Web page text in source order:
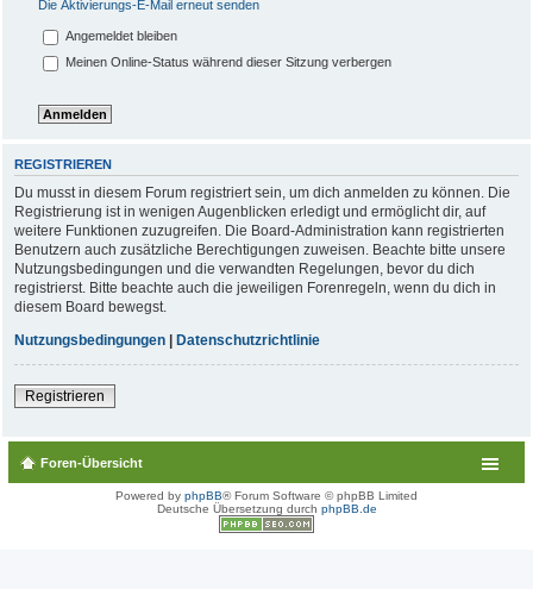
Die Aktivierungs-E-Mail erneut senden
Angemeldet bleiben
Meinen Online-Status während dieser Sitzung verbergen
REGISTRIEREN
Du musst in diesem Forum registriert sein, um dich anmelden zu können. Die
Registrierung ist in wenigen Augenblicken erledigt und ermöglicht dir, auf
weitere Funktionen zuzugreifen. Die Board-Administration kann registrierten
Benutzern auch zusätzliche Berechtigungen zuweisen. Beachte bitte unsere
Nutzungsbedingungen und die verwandten Regelungen, bevor du dich
registrierst. Bitte beachte auch die jeweiligen Forenregeln, wenn du dich in
diesem Board bewegst.
Nutzungsbedingungen | Datenschutzrichtlinie
Registrieren
Foren-Übersicht
Powered by phpBB® Forum Software © phpBB Limited
Deutsche Übersetzung durch phpBB.de